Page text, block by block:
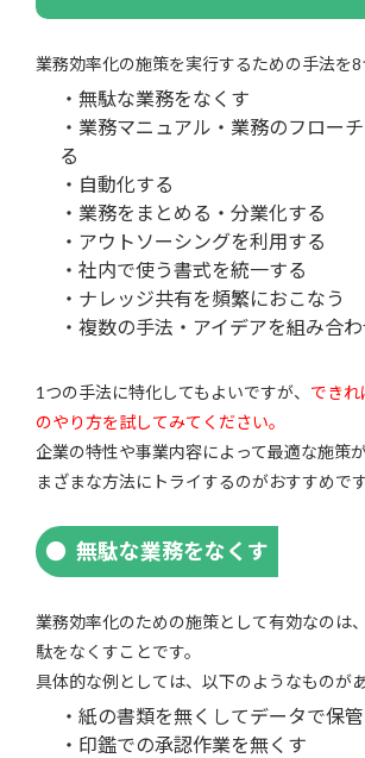
業務効率化の施策を実行するための手法を8
・無駄な業務をなくす
・業務マニュアル・業務のフロー
る
・自動化する
・業務をまとめる・分業化する
・アウトソーシングを利用する
・社内で使う書式を統一する
・ナレッジ共有を頻繁におこなう
・複数の手法・アイデアを組み合
1つの手法に特化してもよいですが、 できれ
のやり方を試してみてください。
企業の特性や事業内容によって最適な施策
まざまな方法にトライするのがおすすめです
無駄な業務をなくす
業務効率化のための施策として有効なのは
駄をなくすことです。
具体的な例としては、以下のようなものがあ
・紙の書類を無くしてデータで保
・印鑑での承認作業を無くす